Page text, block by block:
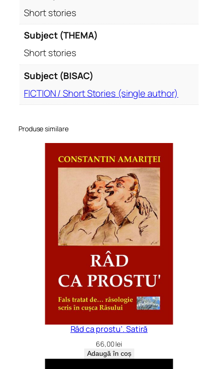
Short stories
Subject (THEMA)
Short stories
Subject (BISAC)
FICTION / Short Stories (single author)
Produse similare
Râd ca prostu’. Satiră
66,00lei
Adaugă în coș